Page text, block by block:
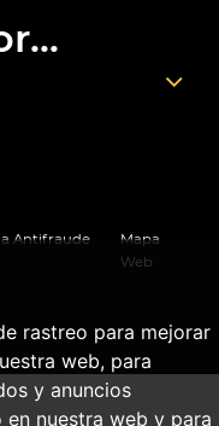
rastreo para mejorar
web, para
y anuncios
nuestra web y para
Antifraude
Mapa
Web